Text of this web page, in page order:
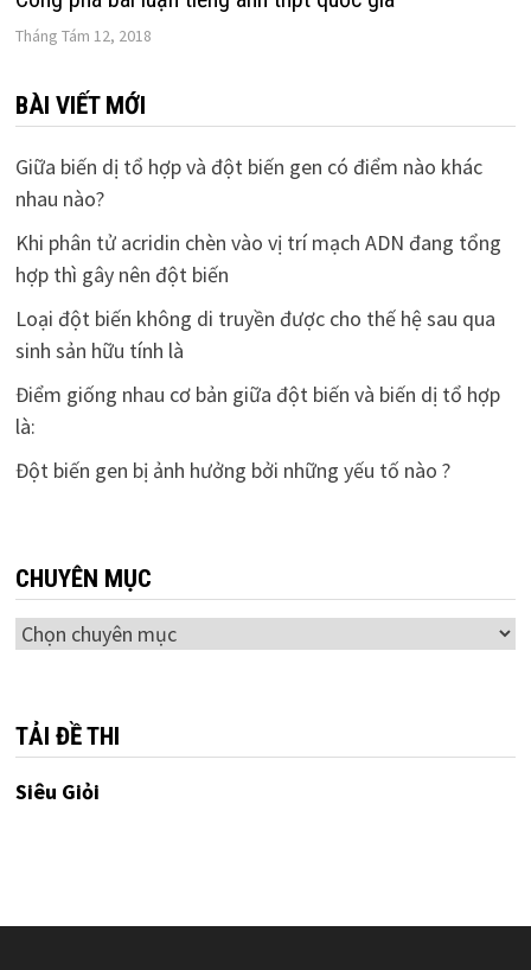
Tháng Tám 12, 2018
BÀI VIẾT MỚI
Giữa biến dị tổ hợp và đột biến gen có điểm nào khác
nhau nào?
Khi phân tử acridin chèn vào vị trí mạch ADN đang tổng
hợp thì gây nên đột biến
Loại đột biến không di truyền được cho thế hệ sau qua
sinh sản hữu tính là
Điểm giống nhau cơ bản giữa đột biến và biến dị tổ hợp
là:
Đột biến gen bị ảnh hưởng bởi những yếu tố nào ?
CHUYÊN MỤC
Chuyên
TẢI ĐỀ THI
Siêu Giỏi